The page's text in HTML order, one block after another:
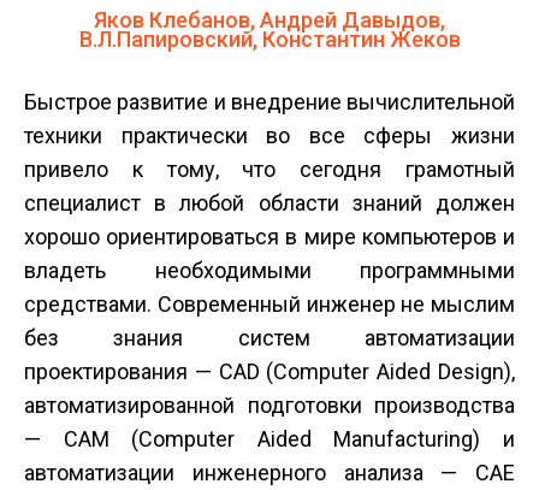
Яков Клебанов, Андрей Давыдов,
В.Л.Папировский, Константин Жеков
Быстрое развитие и внедрение вычислительной
техники практически во все сферы жизни
привело к тому, что сегодня грамотный
специалист в любой области знаний должен
хорошо ориентироваться в мире компьютеров и
владеть необходимыми программными
средствами. Современный инженер не мыслим
без знания систем автоматизации
проектирования — CAD (Computer Aided Design),
автоматизированной подготовки производства
— CAM (Computer Aided Manufacturing) и
автоматизации инженерного анализа — CAE